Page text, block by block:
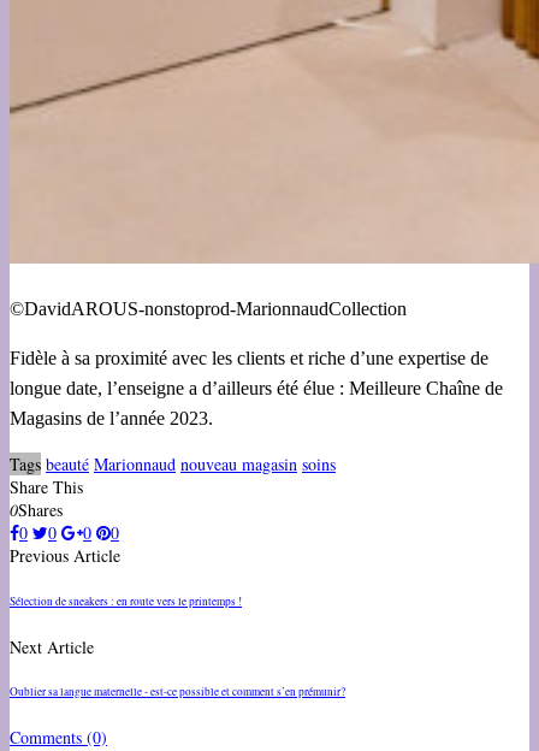
©DavidAROUS-nonstoprod-MarionnaudCollection
Fidèle à sa proximité avec les clients et riche d’une expertise de
longue date, l’enseigne a d’ailleurs été élue : Meilleure Chaîne de
Magasins de l’année 2023.
Tags beauté Marionnaud nouveau magasin soins
Share This
0Shares
0
0 0
0
Previous Article
Sélection de sneakers : en route vers le printemps !
Next Article
Oublier sa langue maternelle - est-ce possible et comment s’en prémunir?
Comments (0)